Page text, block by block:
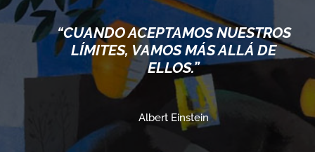
“CUANDO ACEPTAMOS NUESTROS
LÍMITES, VAMOS MÁS ALLÁ DE
ELLOS.”
Albert Einstein